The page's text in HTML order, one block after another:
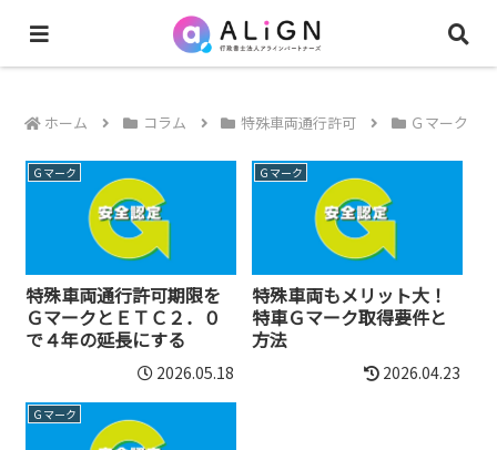
ホーム コラム 特殊車両通行許可 Ｇマーク
Ｇマーク
特殊車両通行許可期限を
ＧマークとＥＴＣ２．０
で４年の延長にする
2026.05.18
Ｇマーク
特殊車両もメリット大！
特車Ｇマーク取得要件と
方法
2026.04.23
Ｇマーク